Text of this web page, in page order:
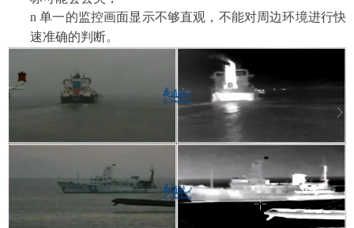
n单一的监控画面显示不够直观，不能对周边环境进行快
速准确的判断。